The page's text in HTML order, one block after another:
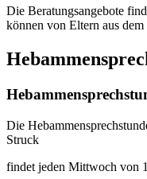
Die Beratungsangebote
können von Eltern aus
Die
Struck
findet jeden Mittwoch von